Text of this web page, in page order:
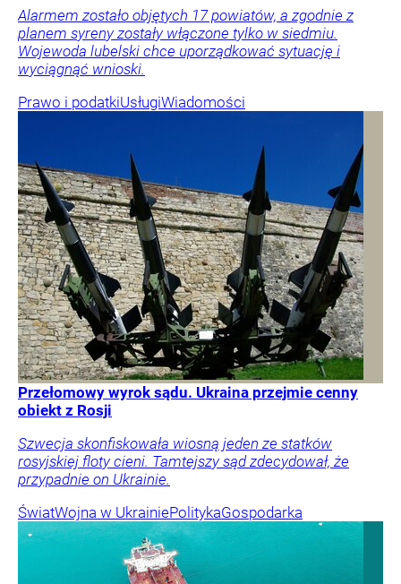
Alarmem zostało objętych 17 powiatów, a zgodnie z
planem syreny zostały włączone tylko w siedmiu.
Wojewoda lubelski chce uporządkować sytuację i
wyciągnąć wnioski.
Prawo i podatkiUsługiWiadomości
Przełomowy wyrok sądu. Ukraina przejmie cenny
obiekt z Rosji
Szwecja skonfiskowała wiosną jeden ze statków
rosyjskiej floty cieni. Tamtejszy sąd zdecydował, że
przypadnie on Ukrainie.
ŚwiatWojna w UkrainiePolitykaGospodarka